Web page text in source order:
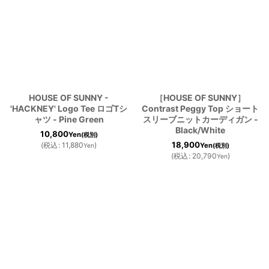
HOUSE OF SUNNY -
'HACKNEY' Logo Tee ロゴTシ
ャツ - Pine Green
10,800Yen(税別)
(税込 : 11,880Yen)
［HOUSE OF SUNNY］
Contrast Peggy Top ショート
スリーブニットカーディガン -
Black/White
18,900Yen(税別)
(税込 : 20,790Yen)